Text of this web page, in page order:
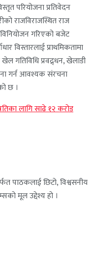
परियोजना प्रतिवेदन
राजविराजस्थित राज
गरिएको बजेट
विस्तारलाई प्राथमिकतामा
गतिविधि प्रवद्र्धन, खेलाडी
गर्न आवश्यक संरचना
छ ।
लागि साढे १२ करोड
पाठकलाई छिटो, विश्वसनीय
मूल उद्देश्य हो ।